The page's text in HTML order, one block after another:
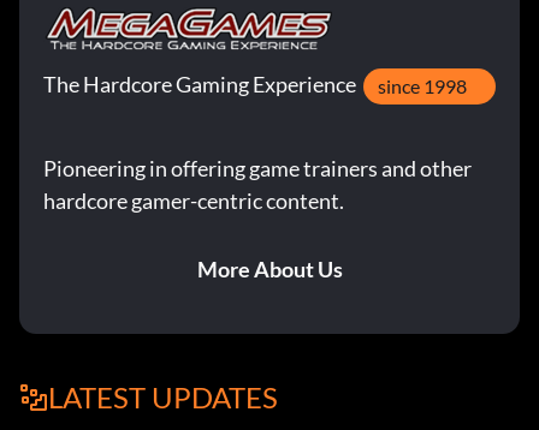
LEIPZIG - Désactiver le code UNLOCKALLTHINGS
The Hardcore Gaming Experience since 1998
Pioneering in offering game trainers and other
hardcore gamer-centric content.
More About Us
LATEST UPDATES